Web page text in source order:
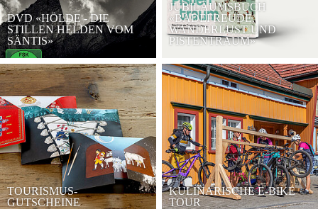
DVD «HÖLDE - DIE
STILLEN HELDEN VOM
SÄNTIS»
JUBILÄUMSBUCH
«BADEFREUDE,
WANDERLUST UND
PISTENTRAUM»
TOURISMUS-
GUTSCHEINE
KULINARISCHE E-BIKE
TOUR